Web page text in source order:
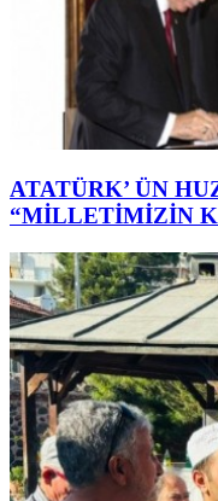
ATATÜRK’ ÜN
“MİLLETİMİZİN